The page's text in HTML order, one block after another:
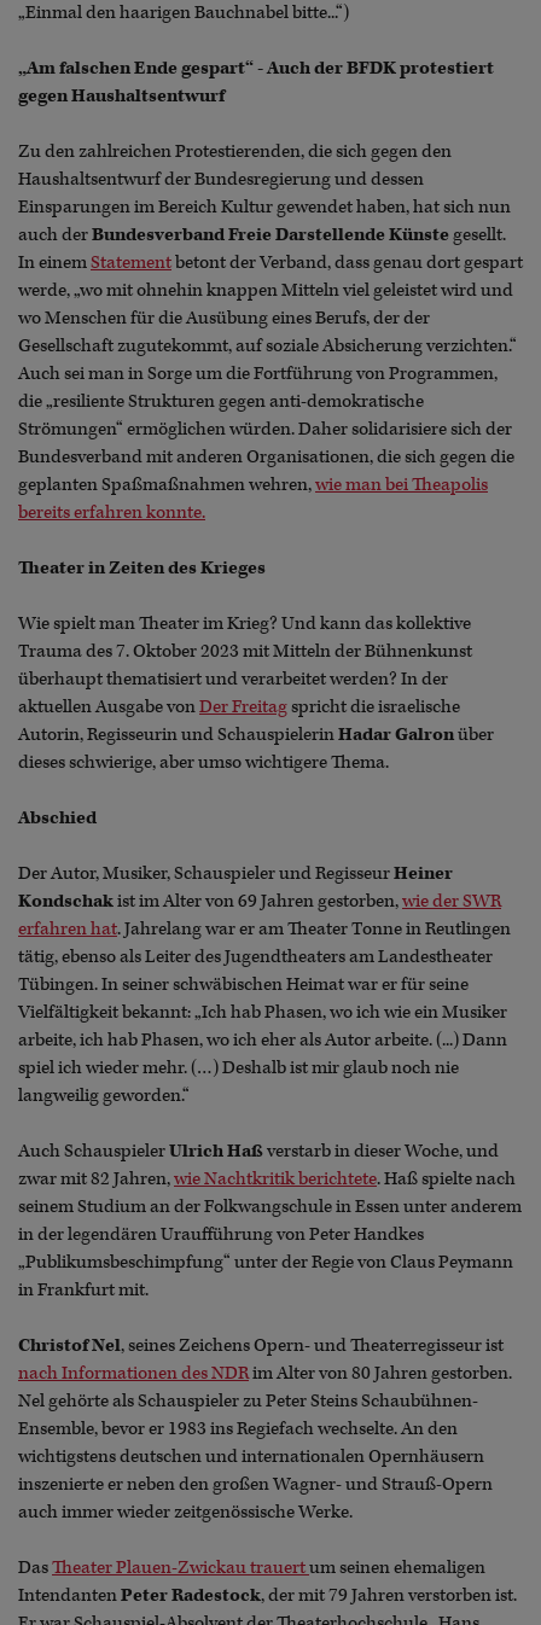
„Einmal den haarigen Bauchnabel bitte...“)
„Am falschen Ende gespart“ - Auch der BFDK protestiert
gegen Haushaltsentwurf
Zu den zahlreichen Protestierenden, die sich gegen den
Haushaltsentwurf der Bundesregierung und dessen
Einsparungen im Bereich Kultur gewendet haben, hat sich nun
auch derBundesverband Freie Darstellende Künstegesellt.
In einemStatementbetont der Verband, dass genau dort gespart
werde, „wo mit ohnehin knappen Mitteln viel geleistet wird und
wo Menschen für die Ausübung eines Berufs, der der
Gesellschaft zugutekommt, auf soziale Absicherung verzichten.“
Auch sei man in Sorge um die Fortführung von Programmen,
die „resiliente Strukturen gegen anti-demokratische
Strömungen“ ermöglichen würden. Daher solidarisiere sich der
Bundesverband mit anderen Organisationen, die sich gegen die
geplanten Spaßmaßnahmen wehren,wie man bei Theapolis
bereits erfahren konnte.
Theater in Zeiten des Krieges
Wie spielt man Theater im Krieg? Und kann das kollektive
Trauma des 7. Oktober 2023 mit Mitteln der Bühnenkunst
überhaupt thematisiert und verarbeitet werden? In der
aktuellen Ausgabe vonDer Freitagspricht die israelische
Autorin, Regisseurin und SchauspielerinHadar Galronüber
dieses schwierige, aber umso wichtigere Thema.
Abschied
Der Autor, Musiker, Schauspieler und RegisseurHeiner
Kondschakist im Alter von 69 Jahren gestorben,wie der SWR
erfahren hat. Jahrelang war er am Theater Tonne in Reutlingen
tätig, ebenso als Leiter des Jugendtheaters am Landestheater
Tübingen. In seiner schwäbischen Heimat war er für seine
Vielfältigkeit bekannt: „Ich hab Phasen, wo ich wie ein Musiker
arbeite, ich hab Phasen, wo ich eher als Autor arbeite. (...) Dann
spiel ich wieder mehr. (…) Deshalb ist mir glaub noch nie
langweilig geworden.“
Auch SchauspielerUlrich Haßverstarb in dieser Woche, und
zwar mit 82 Jahren,wie Nachtkritik berichtete. Haß spielte nach
seinem Studium an der Folkwangschule in Essen unter anderem
in der legendären Uraufführung von Peter Handkes
„Publikumsbeschimpfung“ unter der Regie von Claus Peymann
in Frankfurt mit.
Christof Nel, seines Zeichens Opern- und Theaterregisseur ist
nach Informationen des NDRim Alter von 80 Jahren gestorben.
Nel gehörte als Schauspieler zu Peter Steins Schaubühnen-
Ensemble, bevor er 1983 ins Regiefach wechselte. An den
wichtigstens deutschen und internationalen Opernhäusern
inszenierte er neben den großen Wagner- und Strauß-Opern
auch immer wieder zeitgenössische Werke.
DasTheater Plauen-Zwickau trauertum seinen ehemaligen
IntendantenPeter Radestock, der mit 79 Jahren verstorben ist.